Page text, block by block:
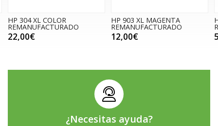
HP 903 XL MAGENTA
REMANUFACTURADO
12,00€
HP 933 XL AMARILLO
REMANUFACTURADO
5,00€
¿Necesitas ayuda?